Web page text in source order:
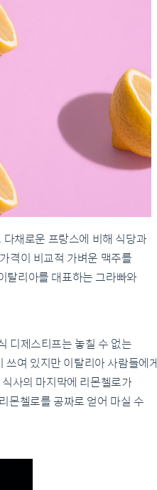
채로운 프랑스에 비해 식당과
격이 비교적 가벼운 맥주를
탈리아를 대표하는 그라빠와
디제스티프는 놓칠 수 없는
여 있지만 이탈리아 사람들에게
사의 마지막에 리몬첼로가
몬첼로를 공짜로 얻어 마실 수